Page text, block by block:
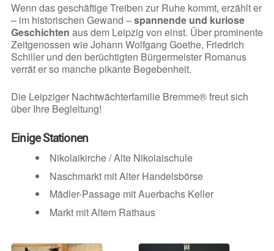
Wenn das geschäftige Treiben zur Ruhe kommt, erzählt er
– im historischen Gewand –spannende und kuriose
Geschichten aus dem Leipzig von einst. Über prominente
Zeitgenossen wie Johann Wolfgang Goethe, Friedrich
Schiller und den berüchtigten Bürgermeister Romanus
verrät er so manche pikante Begebenheit.
Die Leipziger Nachtwächterfamilie Bremme® freut sich
über Ihre Begleitung!
Einige Stationen
Nikolaikirche / Alte Nikolaischule
Naschmarkt mit Alter Handelsbörse
Mädler-Passage mit Auerbachs Keller
Markt mit Altem Rathaus